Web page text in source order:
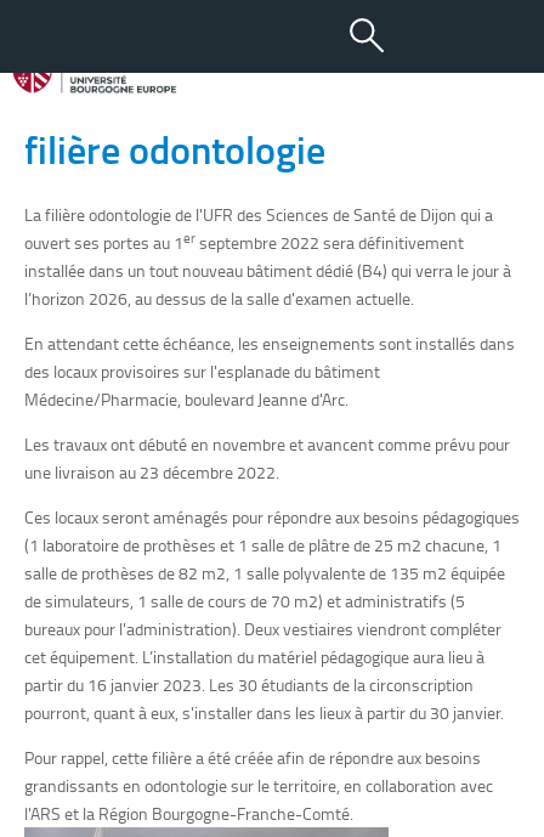
30 NOV 2022
Des locaux provisoires pour la
filière odontologie
La filière odontologie de l'UFR des Sciences de Santé de Dijon qui a
ouvert ses portes au 1er septembre 2022 sera définitivement
installée dans un tout nouveau bâtiment dédié (B4) qui verra le jour à
l’horizon 2026, au dessus de la salle d'examen actuelle.
En attendant cette échéance, les enseignements sont installés dans
des locaux provisoires sur l'esplanade du bâtiment
Médecine/Pharmacie, boulevard Jeanne d'Arc.
Les travaux ont débuté en novembre et avancent comme prévu pour
une livraison au 23 décembre 2022.
Ces locaux seront aménagés pour répondre aux besoins pédagogiques
(1 laboratoire de prothèses et 1 salle de plâtre de 25 m2 chacune, 1
salle de prothèses de 82 m2, 1 salle polyvalente de 135 m2 équipée
de simulateurs, 1 salle de cours de 70 m2) et administratifs (5
bureaux pour l'administration). Deux vestiaires viendront compléter
cet équipement. L’installation du matériel pédagogique aura lieu à
partir du 16 janvier 2023. Les 30 étudiants de la circonscription
pourront, quant à eux, s'installer dans les lieux à partir du 30 janvier.
Pour rappel, cette filière a été créée afin de répondre aux besoins
grandissants en odontologie sur le territoire, en collaboration avec
l'ARS et la Région Bourgogne-Franche-Comté.